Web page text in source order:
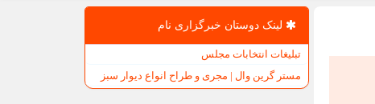
لینک دوستان خبرگزاری نام
تبلیغات انتخابات مجلس
مستر گرین وال | مجری و طراح انواع دیوار سبز